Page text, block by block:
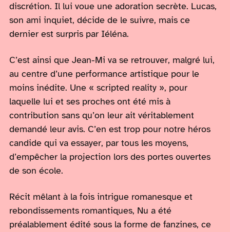
discrétion. Il lui voue une adoration secrète. Lucas,
son ami inquiet, décide de le suivre, mais ce
dernier est surpris par Iéléna.
C’est ainsi que Jean-Mi va se retrouver, malgré lui,
au centre d’une performance artistique pour le
moins inédite. Une « scripted reality », pour
laquelle lui et ses proches ont été mis à
contribution sans qu’on leur ait véritablement
demandé leur avis. C’en est trop pour notre héros
candide qui va essayer, par tous les moyens,
d’empêcher la projection lors des portes ouvertes
de son école.
Récit mêlant à la fois intrigue romanesque et
rebondissements romantiques, Nu a été
préalablement édité sous la forme de fanzines, ce